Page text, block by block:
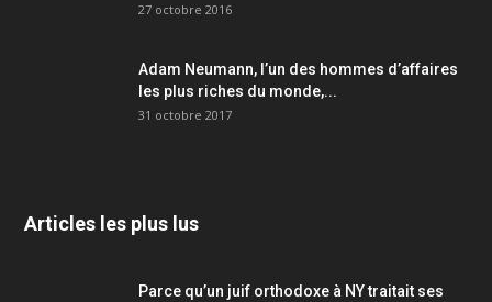
27 octobre 2016
Adam Neumann, l’un des hommes d’affaires
les plus riches du monde,...
31 octobre 2017
Articles les plus lus
Parce qu’un juif orthodoxe à NY traitait ses